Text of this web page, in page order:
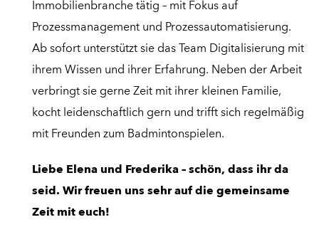
Immobilienbranche tätig – mit Fokus auf
Prozessmanagement und Prozessautomatisierung.
Ab sofort unterstützt sie das Team Digitalisierung mit
ihrem Wissen und ihrer Erfahrung. Neben der Arbeit
verbringt sie gerne Zeit mit ihrer kleinen Familie,
kocht leidenschaftlich gern und trifft sich regelmäßig
mit Freunden zum Badmintonspielen.
Liebe Elena und Frederika – schön, dass ihr da
seid. Wir freuen uns sehr auf die gemeinsame
Zeit mit euch!